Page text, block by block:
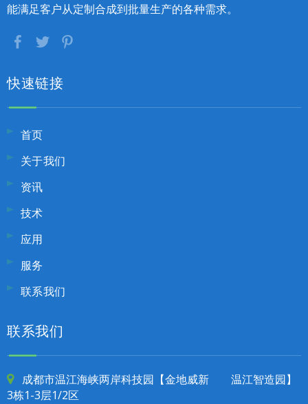
能满足客户从定制合成到批量生产的各种需求。
快速链接
首页
关于我们
资讯
技术
应用
服务
联系我们
联系我们

成都市温江海峡两岸科技园【金地威新 温江智造园】
3栋1-3层1/2区